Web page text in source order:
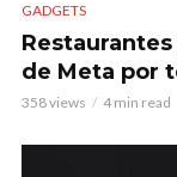
GADGETS
de Meta por
358 views 4 min read